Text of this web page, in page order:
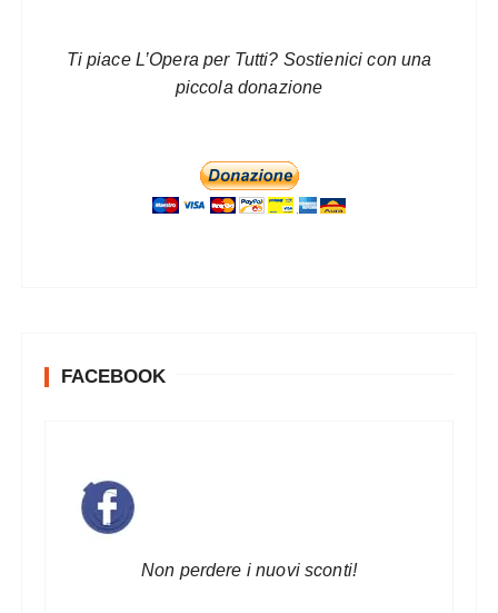
Ti piace L’Opera per Tutti? Sostienici con una
piccola donazione
FACEBOOK
Non perdere i nuovi sconti!